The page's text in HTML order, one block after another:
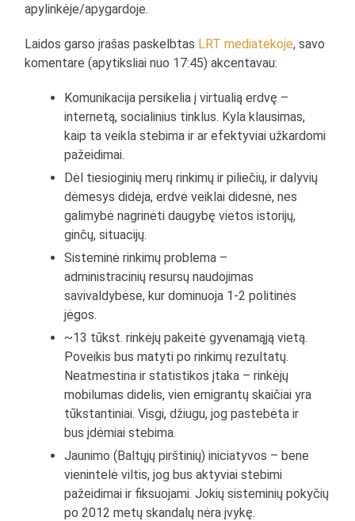
apylinkėje/apygardoje.
Laidos garso įrašas paskelbtas LRT mediatekoje, savo
komentare (apytiksliai nuo 17:45) akcentavau:
Komunikacija persikelia į virtualią erdvę –
internetą, socialinius tinklus. Kyla klausimas,
kaip ta veikla stebima ir ar efektyviai užkardomi
pažeidimai.
Dėl tiesioginių merų rinkimų ir piliečių, ir dalyvių
dėmesys didėja, erdvė veiklai didesnė, nes
galimybė nagrinėti daugybę vietos istorijų,
ginčų, situacijų.
Sisteminė rinkimų problema –
administracinių resursų naudojimas
savivaldybėse, kur dominuoja 1-2 politinės
jėgos.
~13 tūkst. rinkėjų pakeitė gyvenamąją vietą.
Poveikis bus matyti po rinkimų rezultatų.
Neatmestina ir statistikos įtaka – rinkėjų
mobilumas didelis, vien emigrantų skaičiai yra
tūkstantiniai. Visgi, džiugu, jog pastebėta ir
bus įdėmiai stebima.
Jaunimo (Baltųjų pirštinių) iniciatyvos – bene
vienintelė viltis, jog bus aktyviai stebimi
pažeidimai ir fiksuojami. Jokių sisteminių pokyčių
po 2012 metų skandalų nėra įvykę.